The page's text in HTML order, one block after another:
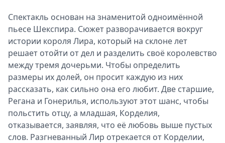
Спектакль основан на знаменитой одноимённой
пьесе Шекспира. Сюжет разворачивается вокруг
истории короля Лира, который на склоне лет
решает отойти от дел и разделить своё королевство
между тремя дочерьми. Чтобы определить
размеры их долей, он просит каждую из них
рассказать, как сильно она его любит. Две старшие,
Регана и Гонерилья, используют этот шанс, чтобы
польстить отцу, а младшая, Корделия,
отказывается, заявляя, что её любовь выше пустых
слов. Разгневанный Лир отрекается от Корделии,